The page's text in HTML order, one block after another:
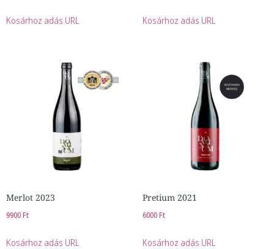
Kosárhoz adás URL Kosárhoz adás URL
Merlot 2023
9900Ft
Kosárhoz adás URL
Pretium 2021
6000Ft
Kosárhoz adás URL